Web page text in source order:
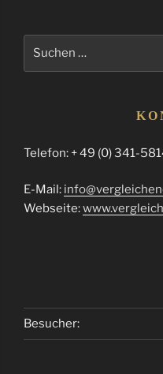
Telefon: + 49 (0) 341-
E-Mail:
Webseite:
Besucher: